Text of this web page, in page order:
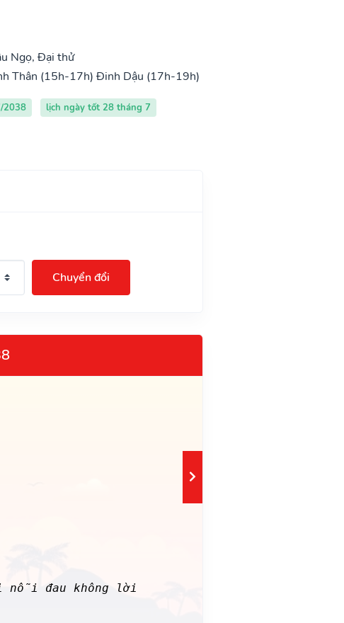
Ngọ, Đại thử
Thân (15h-17h) Đinh Dậu (17h-19h)
2038
lịch ngày tốt 28 tháng 7
Chuyển đổi
nỗi đau không lời